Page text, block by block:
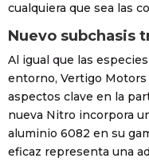
cualquiera que sea las
Nuevo subchasis
Al igual que las
entorno, Vertigo
aspectos clave en la
nueva Nitro incorpora
aluminio 6082 en su
eficaz representa una